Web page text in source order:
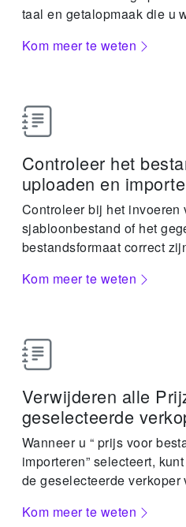
taal en getalopmaak die u
Kom meer te weten
Controleer het
uploaden en
Controleer bij het invoeren
sjabloonbestand of het
bestandsformaat correct
Kom meer te weten
Verwijderen alle
geselecteerde
Wanneer u “ prijs voor
importeren” selecteert,
de geselecteerde verkoper
Kom meer te weten